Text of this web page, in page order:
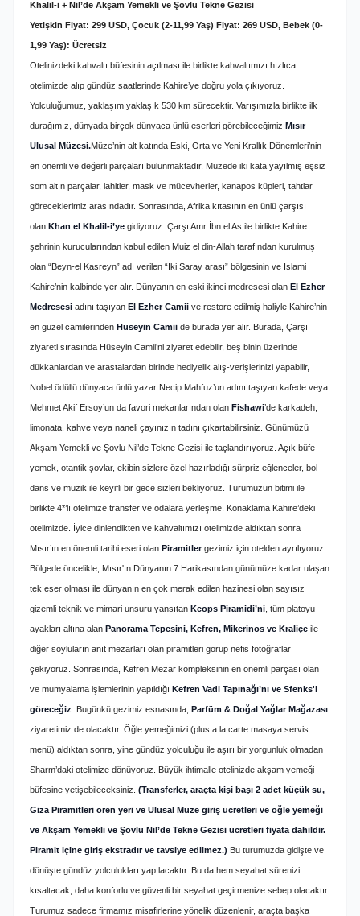
Khalil-i + Nil’de Akşam Yemekli ve Şovlu Tekne Gezisi
Yetişkin Fiyat: 299 USD, Çocuk (2-11,99 Yaş) Fiyat: 269 USD, Bebek (0-
1,99 Yaş): Ücretsiz
Otelinizdeki kahvaltı büfesinin açılması ile birlikte kahvaltımızı hızlıca
otelimizde alıp gündüz saatlerinde Kahire’ye doğru yola çıkıyoruz.
Yolculuğumuz, yaklaşım yaklaşık 530 km sürecektir. Varışımızla birlikte ilk
durağımız, dünyada birçok dünyaca ünlü eserleri görebileceğimiz Mısır
Ulusal Müzesi.Müze’nin alt katında Eski, Orta ve Yeni Krallık Dönemleri’nin
en önemli ve değerli parçaları bulunmaktadır. Müzede iki kata yayılmış eşsiz
som altın parçalar, lahitler, mask ve mücevherler, kanapos küpleri, tahtlar
göreceklerimiz arasındadır. Sonrasında, Afrika kıtasının en ünlü çarşısı
olan Khan el Khalil-i’ye gidiyoruz. Çarşı Amr İbn el As ile birlikte Kahire
şehrinin kurucularından kabul edilen Muiz el din-Allah tarafından kurulmuş
olan “Beyn-el Kasreyn” adı verilen “İki Saray arası” bölgesinin ve İslami
Kahire’nin kalbinde yer alır. Dünyanın en eski ikinci medresesi olan El Ezher
Medresesi adını taşıyan El Ezher Camii ve restore edilmiş haliyle Kahire’nin
en güzel camilerinden Hüseyin Camii de burada yer alır. Burada, Çarşı
ziyareti sırasında Hüseyin Camii’ni ziyaret edebilir, beş binin üzerinde
dükkanlardan ve arastalardan birinde hediyelik alış-verişlerinizi yapabilir,
Nobel ödüllü dünyaca ünlü yazar Necip Mahfuz’un adını taşıyan kafede veya
Mehmet Akif Ersoy’un da favori mekanlarından olan Fishawi’de karkadeh,
limonata, kahve veya naneli çayınızın tadını çıkartabilirsiniz. Günümüzü
Akşam Yemekli ve Şovlu Nil’de Tekne Gezisi ile taçlandırıyoruz. Açık büfe
yemek, otantik şovlar, ekibin sizlere özel hazırladığı sürpriz eğlenceler, bol
dans ve müzik ile keyifli bir gece sizleri bekliyoruz. Turumuzun bitimi ile
birlikte 4*’lı otelimize transfer ve odalara yerleşme. Konaklama Kahire’deki
otelimizde. İyice dinlendikten ve kahvaltımızı otelimizde aldıktan sonra
Mısır’ın en önemli tarihi eseri olan Piramitlergezimiz için otelden ayrılıyoruz.
Bölgede öncelikle, Mısır'ın Dünyanın 7 Harikasından günümüze kadar ulaşan
tek eser olması ile dünyanın en çok merak edilen hazinesi olan sayısız
gizemli teknik ve mimari unsuru yansıtan Keops Piramidi’ni , tüm platoyu
ayakları altına alan Panorama Tepesini, Kefren, Mikerinos ve Kraliçe ile
diğer soyluların anıt mezarları olan piramitleri görüp nefis fotoğraflar
çekiyoruz. Sonrasında, Kefren Mezar kompleksinin en önemli parçası olan
ve mumyalama işlemlerinin yapıldığı Kefren Vadi Tapınağı’nı ve Sfenks'i
göreceğiz . Bugünkü gezimiz esnasında, Parfüm & Doğal Yağlar Mağazası
ziyaretimiz de olacaktır. Öğle yemeğimizi (plus a la carte masaya servis
menü) aldıktan sonra, yine gündüz yolculuğu ile aşırı bir yorgunluk olmadan
Sharm’daki otelimize dönüyoruz. Büyük ihtimalle otelinizde akşam yemeği
büfesine yetişebileceksiniz. (Transferler, araçta kişi başı 2 adet küçük su,
Giza Piramitleri ören yeri ve Ulusal Müze giriş ücretleri ve öğle yemeği
ve Akşam Yemekli ve Şovlu Nil’de Tekne Gezisi ücretleri fiyata dahildir.
Piramit içine giriş ekstradır ve tavsiye edilmez.) Bu turumuzda gidişte ve
dönüşte gündüz yolculukları yapılacaktır. Bu da hem seyahat sürenizi
kısaltacak, daha konforlu ve güvenli bir seyahat geçirmenize sebep olacaktır.
Turumuz sadece firmamız misafirlerine yönelik düzenlenir, araçta başka